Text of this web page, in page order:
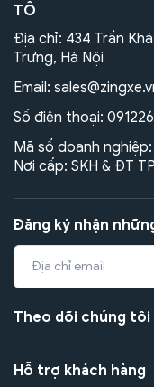
TÔ
Địa chỉ: 434 Trần
Trưng, Hà Nội
Email:
Số điện thoại:
Mã số doanh
Nơi cấp: SKH & ĐT
Đăng ký nhận
Theo dõi chúng tôi
Hỗ trợ khách hàng